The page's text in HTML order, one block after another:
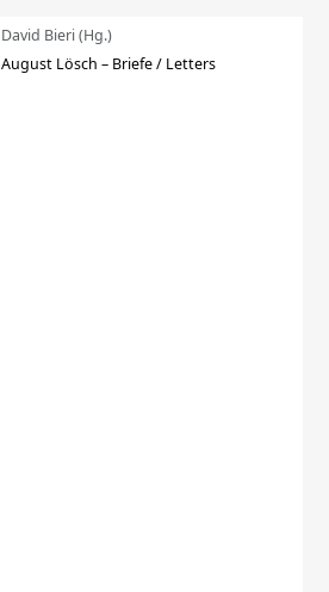
David Bieri (Hg.)
August Lösch – Briefe / Letters